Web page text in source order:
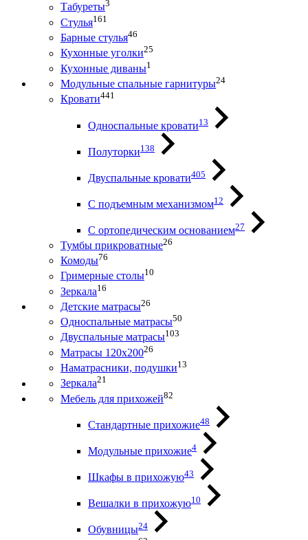
Табуреты3
Стулья161
Барные стулья46
Кухонные уголки25
Кухонные диваны1
Модульные спальные гарнитуры24
Кровати441
Односпальные кровати13
Полуторки138
Двуспальные кровати405
С подъемным механизмом12
С ортопедическим основанием27
Тумбы прикроватные26
Комоды76
Гримерные столы10
Зеркала16
Детские матрасы26
Односпальные матрасы50
Двуспальные матрасы103
Матрасы 120х20026
Наматрасники, подушки13
Зеркала21
Мебель для прихожей82
Стандартные прихожие48
Модульные прихожие4
Шкафы в прихожую43
Вешалки в прихожую10
Обувницы24